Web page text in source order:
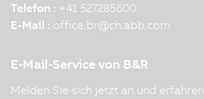
Telefon : +41 527285600
E-Mail : office.br@ch.abb.com
E-Mail-Service von B&R
Melden Sie sich jetzt an und